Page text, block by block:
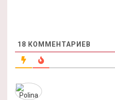
18 КОММЕНТАРИЕВ